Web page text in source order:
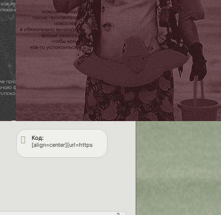
cf/2/744442.gif[/img][/url][/align]
][img]https://upforme.ru/uploads/001c/8b/a8/7/669445.gif[/img][/url][/align]
Код:
[align=center][url=https://fflops.ru/][img]https://upforme.ru/uploads/